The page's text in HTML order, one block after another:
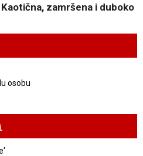
Kaotična, zamršena i duboko
osobu